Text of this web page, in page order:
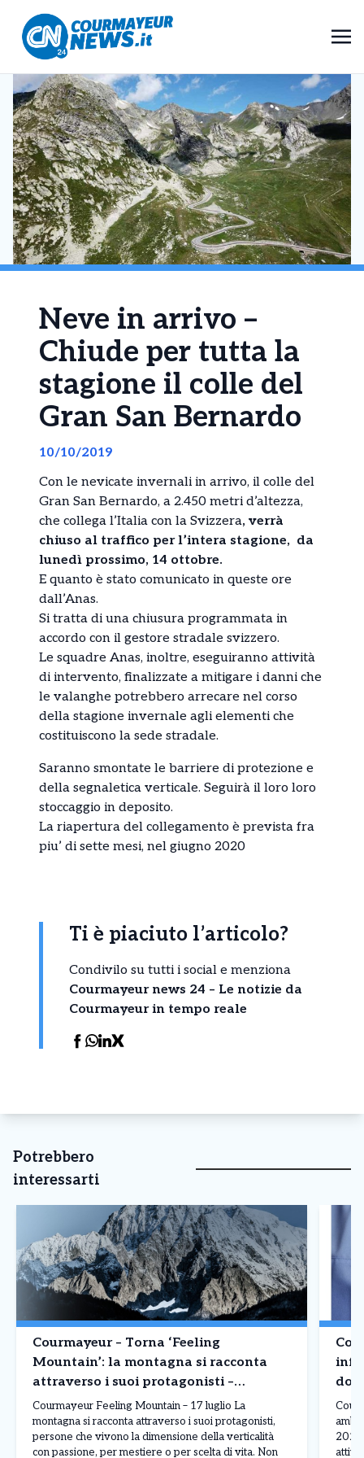
Neve in arrivo –
Chiude per tutta la
stagione il colle del
Gran San Bernardo
10/10/2019
Con le nevicate invernali in arrivo, il colle del
Gran San Bernardo, a 2.450 metri d’altezza,
che collega l’Italia con la Svizzera, verrà
chiuso al traffico per l’intera stagione, da
lunedì prossimo, 14 ottobre.
E quanto è stato comunicato in queste ore
dall’Anas.
Si tratta di una chiusura programmata in
accordo con il gestore stradale svizzero.
Le squadre Anas, inoltre, eseguiranno attività
di intervento, finalizzate a mitigare i danni che
le valanghe potrebbero arrecare nel corso
della stagione invernale agli elementi che
costituiscono la sede stradale.
Saranno smontate le barriere di protezione e
della segnaletica verticale. Seguirà il loro loro
stoccaggio in deposito.
La riapertura del collegamento è prevista fra
piu’ di sette mesi, nel giugno 2020
Ti è piaciuto l’articolo?
Condivilo su tutti i social e menziona
Courmayeur news 24 – Le notizie da
Courmayeur in tempo reale
Potrebbero
interessarti
Courmayeur – Torna ‘Feeling
Mountain’: la montagna si racconta
attraverso i suoi protagonisti –
Appuntamento 17 luglio
Courmayeur Feeling Mountain – 17 luglio La
montagna si racconta attraverso i suoi protagonisti,
persone che vivono la dimensione della verticalità
con passione, per mestiere o per scelta di vita. Non
2026